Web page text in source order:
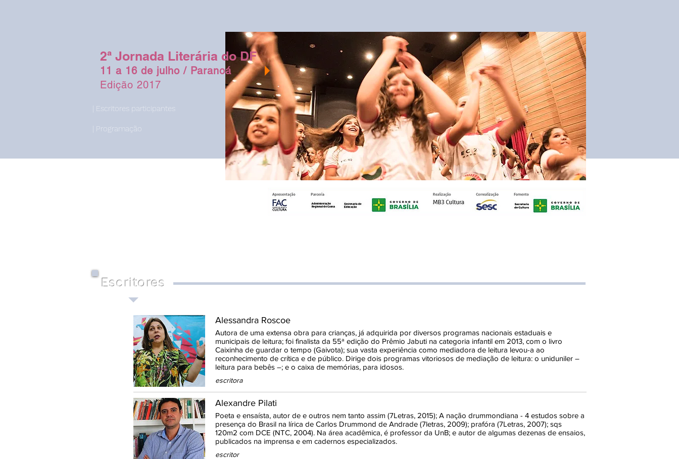
| Escritores participantes
2ª Jornada Literária do DF
11 a 16 de julho / Paranoá
Edição 2017
| Programação
Escritores
Alessandra Roscoe
Autora de uma extensa obra para crianças, já adquirida por diversos programas nacionais estaduais e
municipais de leitura; foi finalista da 55ª edição do Prêmio Jabuti na categoria infantil em 2013, com o livro
Caixinha de guardar o tempo (Gaivota); sua vasta experiência como mediadora de leitura levou-a ao
reconhecimento de crítica e de público. Dirige dois programas vitoriosos de mediação de leitura: o uniduniler –
leitura para bebês –; e o caixa de memórias, para idosos.
escritora
Alexandre Pilati
Poeta e ensaísta, autor de e outros nem tanto assim (7Letras, 2015); A nação drummondiana - 4 estudos sobre a
presença do Brasil na lírica de Carlos Drummond de Andrade (7letras, 2009); prafóra (7Letras, 2007); sqs
120m2 com DCE (NTC, 2004). Na área acadêmica, é professor da UnB; e autor de algumas dezenas de ensaios,
publicados na imprensa e em cadernos especializados.
escritor